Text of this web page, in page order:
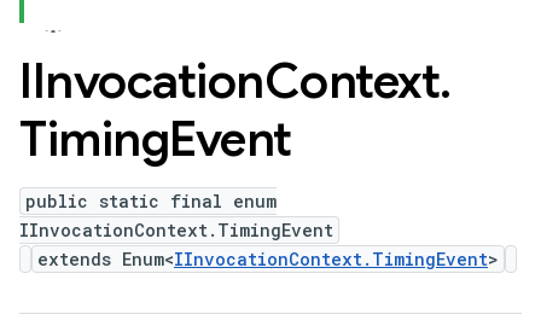
IInvocationContext.
TimingEvent
public static final enum
IInvocationContext.TimingEvent
extends Enum<IInvocationContext.TimingEvent>